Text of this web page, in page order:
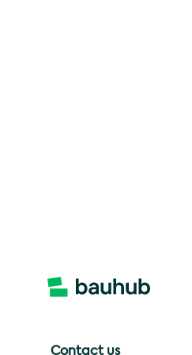
Contact us